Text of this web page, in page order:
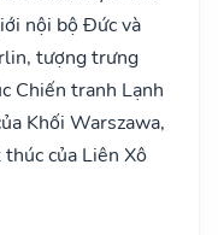
nội bộ Đức và
tượng trưng
Chiến tranh Lạnh
Khối Warszawa,
của Liên Xô